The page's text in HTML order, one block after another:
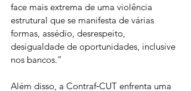
face mais extrema de uma violência
estrutural que se manifesta de várias
formas, assédio, desrespeito,
desigualdade de oportunidades, inclusive
nos bancos.”
Além disso, a Contraf‑CUT enfrenta uma